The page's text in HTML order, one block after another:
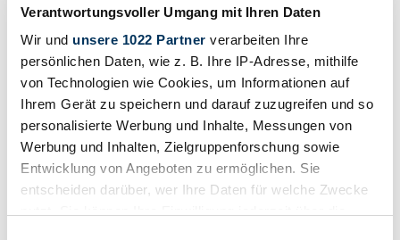
Verantwortungsvoller Umgang mit Ihren Daten
Wir und unsere 1022 Partner verarbeiten Ihre
persönlichen Daten, wie z. B. Ihre IP-Adresse, mithilfe
von Technologien wie Cookies, um Informationen auf
Ihrem Gerät zu speichern und darauf zuzugreifen und so
personalisierte Werbung und Inhalte, Messungen von
Werbung und Inhalten, Zielgruppenforschung sowie
Entwicklung von Angeboten zu ermöglichen. Sie
entscheiden darüber, wer Ihre Daten für welche Zwecke
Maak een advertentie aan
Heeft u een Dare die u wilt verkopen? Maak dan nu een advertentie
aan.
Maak een advertentie aan
Veilingen die binnenkort eindigen